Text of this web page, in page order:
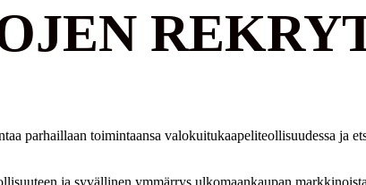
parhaillaan toimintaansa valokuitukaapeliteollisuudessa ja
ja syvällinen ymmärrys ulkomaankaupan